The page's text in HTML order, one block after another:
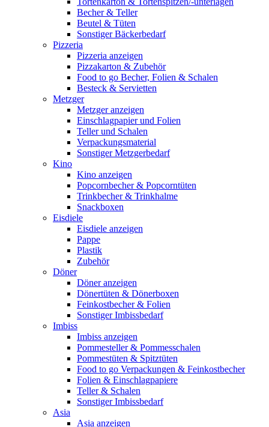
Becher & Teller
Beutel & Tüten
Sonstiger Bäckerbedarf
Pizzeria
Pizzeria anzeigen
Pizzakarton & Zubehör
Food to go Becher, Folien & Schalen
Besteck & Servietten
Metzger
Metzger anzeigen
Einschlagpapier und Folien
Teller und Schalen
Verpackungsmaterial
Sonstiger Metzgerbedarf
Kino
Kino anzeigen
Popcornbecher & Popcorntüten
Trinkbecher & Trinkhalme
Snackboxen
Eisdiele
Eisdiele anzeigen
Pappe
Plastik
Zubehör
Döner
Döner anzeigen
Dönertüten & Dönerboxen
Feinkostbecher & Folien
Sonstiger Imbissbedarf
Imbiss
Imbiss anzeigen
Pommesteller & Pommesschalen
Pommestüten & Spitztüten
Food to go Verpackungen & Feinkostbecher
Folien & Einschlagpapiere
Teller & Schalen
Sonstiger Imbissbedarf
Asia
Asia anzeigen